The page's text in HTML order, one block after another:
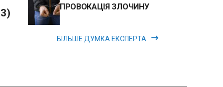
ПРОВОКАЦІЯ ЗЛОЧИНУ
БІЛЬШЕ ДУМКА ЕКСПЕРТА